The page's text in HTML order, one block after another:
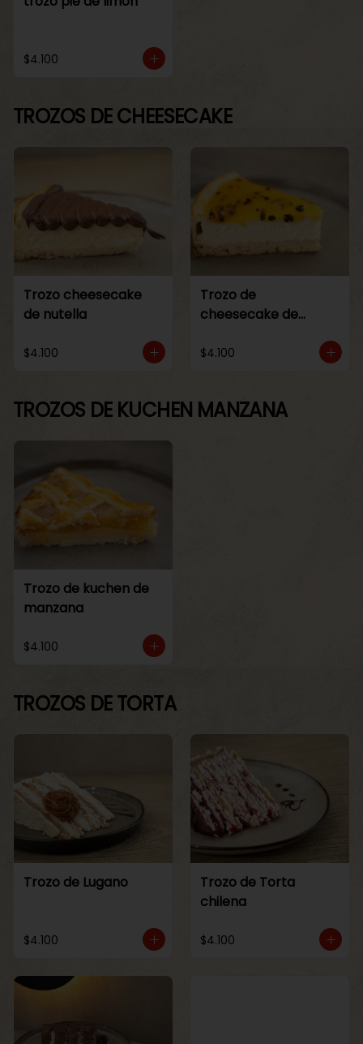
$4.100
TROZOS DE CHEESECAKE
Trozo cheesecake
de nutella
$4.100
Trozo de
cheesecake de
$4.100
TROZOS DE KUCHEN MANZANA
Trozo de kuchen de
manzana
$4.100
TROZOS DE TORTA
Trozo de Lugano
$4.100
Trozo de Torta
chilena
$4.100